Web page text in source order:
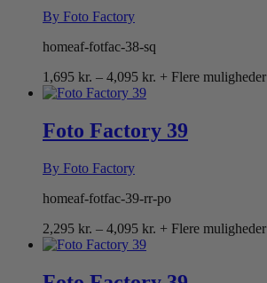
By Foto Factory
homeaf-fotfac-38-sq
1,695 kr. – 4,095 kr. Prisinterval:
4,095 kr.
+ Flere muligheder
Foto Factory 39
By Foto Factory
homeaf-fotfac-39-rr-po
2,295 kr. – 4,095 kr. Prisinterval:
4,095 kr.
+ Flere muligheder